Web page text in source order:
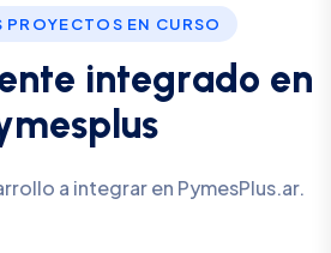
PROYECTOS EN CURSO
nte integrado en
mesp us
a integrar en PymesPlus.ar.